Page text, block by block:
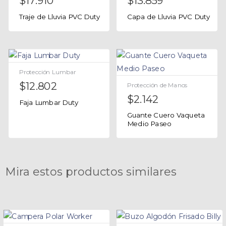
Traje de Lluvia PVC Duty Capa de Lluvia PVC Duty
Protección Lumbar
$12.802
Faja Lumbar Duty
Protección de Manos
$2.142
Guante Cuero Vaqueta
Medio Paseo
Mira estos productos similares